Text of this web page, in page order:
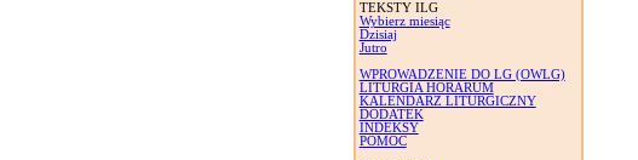
TEKSTY ILG
Wybierz miesiąc
Dzisiaj
Jutro
WPROWADZENIE DO LG (OWLG)
LITURGIA HORARUM
KALENDARZ LITURGICZNY
DODATEK
INDEKSY
POMOC